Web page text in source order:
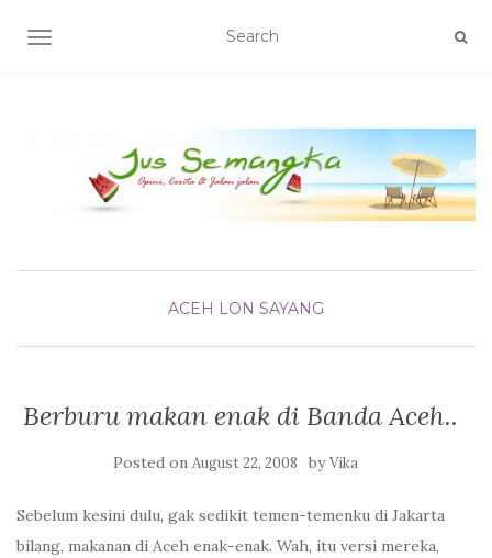
TOGGLE NAVIGATION
ACEH LON SAYANG
Berburu makan enak di Banda Aceh..
Posted on August 22, 2008 byVika
Sebelum kesini dulu, gak sedikit temen-temenku di Jakarta
bilang, makanan di Aceh enak-enak. Wah, itu versi mereka,